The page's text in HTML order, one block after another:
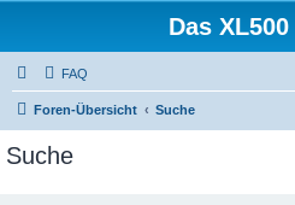
Das
FAQ
Foren-Übersicht Suche
Suche